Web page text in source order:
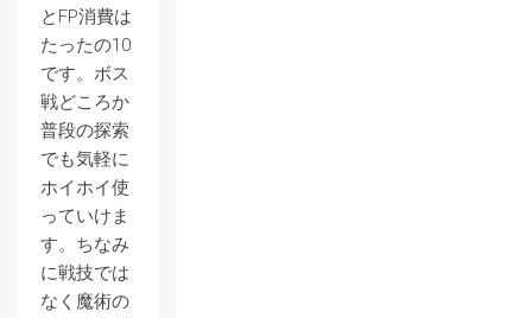
とFP消費は
たったの10
です。ボス
戦どころか
普段の探索
でも気軽に
ホイホイ使
っていけま
す。ちなみ
に戦技では
なく魔術の